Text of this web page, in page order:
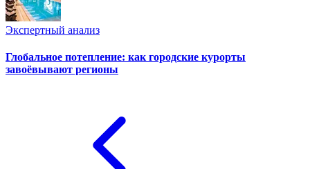
Экспертный анализ
Глобальное потепление: как городские курорты
завоёвывают регионы